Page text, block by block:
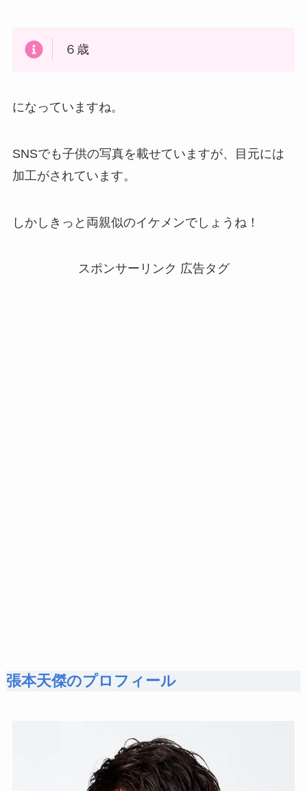
６歳
になっていますね。
SNSでも子供の写真を載せていますが、目元には
加工がされています。
しかしきっと両親似のイケメンでしょうね！
スポンサーリンク 広告タグ
張本天傑のプロフィール